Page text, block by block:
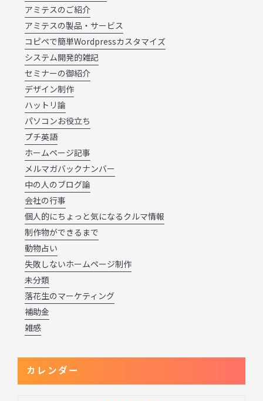
アミテスのご紹介
アミテスの製品・サービス
コピペで簡単Wordpressカスタマイズ
システム開発的雑記
セミナーの御紹介
デザイン制作
ハットリ論
パソコンお役立ち
プチ英語
ホームページ記事
メルマガバックナンバー
中の人のブログ論
会社の行事
個人的にちょっと気になるクルマ情報
制作物ができるまで
動物占い
失敗しないホームページ制作
未分類
落花生のマーケティング
補助金
雑感
カレンダー